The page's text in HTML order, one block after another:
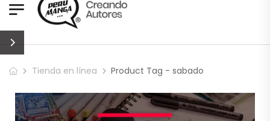
Tienda en línea Product Tag - sabado